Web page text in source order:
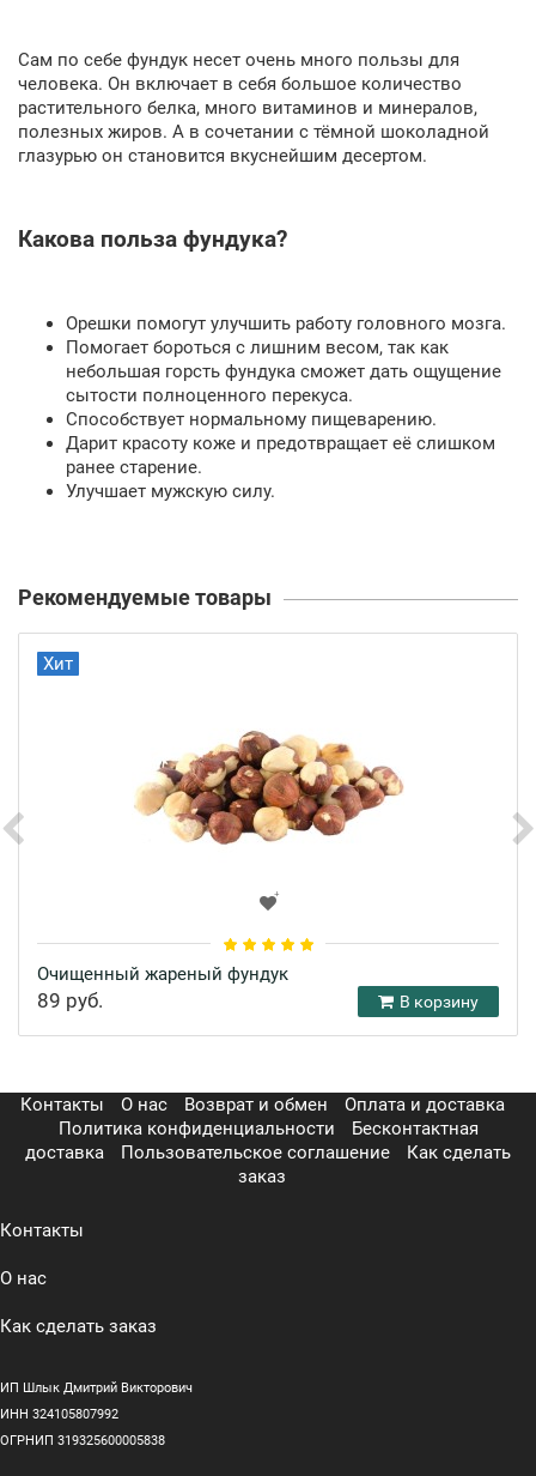
Сам по себе фундук несет очень много пользы для
человека. Он включает в себя большое количество
растительного белка, много витаминов и минералов,
полезных жиров. А в сочетании с тёмной шоколадной
глазурью он становится вкуснейшим десертом.
Какова польза фундука?
Орешки помогут улучшить работу головного мозга.
Помогает бороться с лишним весом, так как
небольшая горсть фундука сможет дать ощущение
сытости полноценного перекуса.
Способствует нормальному пищеварению.
Дарит красоту коже и предотвращает её слишком
ранее старение.
Улучшает мужскую силу.
Рекомендуемые товары
Хит
Очищенный жареный фундук
89 руб. В корзину
Контакты О нас Возврат и обмен
Оплата и доставка
Политика конфиденциальности
Бесконтактная
доставка
Пользовательское соглашение
Как сделать
заказ
Контакты
О нас
Как сделать заказ
ИП Шлык Дмитрий Викторович
ИНН 324105807992
ОГРНИП 319325600005838